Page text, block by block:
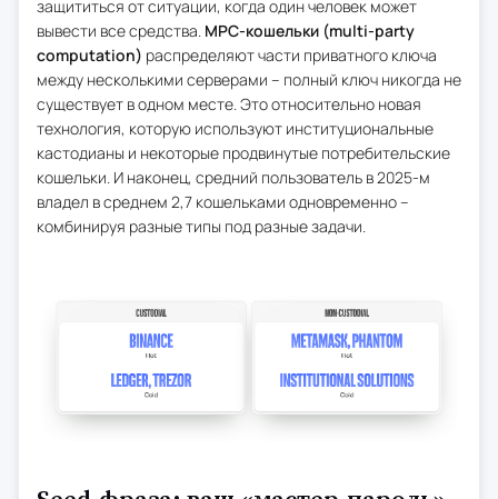
защититься от ситуации, когда один человек может
вывести все средства. MPC-кошельки (multi-party
computation) распределяют части приватного ключа
между несколькими серверами – полный ключ никогда не
существует в одном месте. Это относительно новая
технология, которую используют институциональные
кастодианы и некоторые продвинутые потребительские
кошельки. И наконец, средний пользователь в 2025-м
владел в среднем 2,7 кошельками одновременно –
комбинируя разные типы под разные задачи.